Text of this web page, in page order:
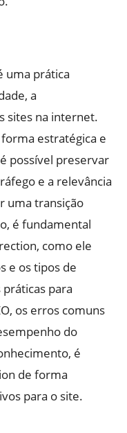
uma prática
a
sites na internet.
estratégica e
possível preservar
e a relevância
uma transição
é fundamental
como ele
e os tipos de
para
os erros comuns
do
é
de forma
para o site.